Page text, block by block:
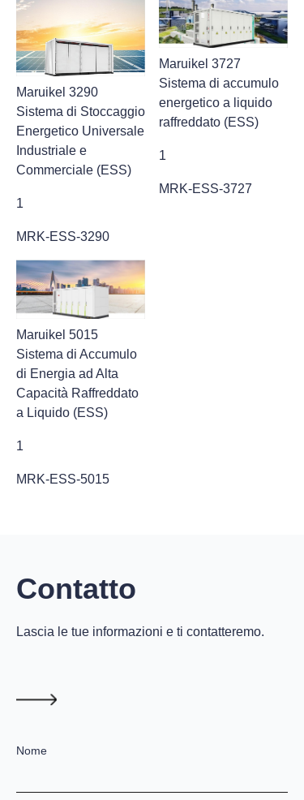
Maruikel 3290
Sistema di Stoccaggio
Energetico Universale
Industriale e
Commerciale (ESS)
1
MRK-ESS-3290
Maruikel 3727
Sistema di accumulo
energetico a liquido
raffreddato (ESS)
1
MRK-ESS-3727
Maruikel 5015
Sistema di Accumulo
di Energia ad Alta
Capacità Raffreddato
a Liquido (ESS)
1
MRK-ESS-5015
Contatto
Nome
Lascia le tue informazioni e ti contatteremo.